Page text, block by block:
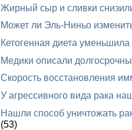
Жирный сыр и сливки
Может ли Эль-Ниньо
Кетогенная диета
Медики описали
Скорость восстановления
У агрессивного вида рака
Нашли способ уничтожать
(53)